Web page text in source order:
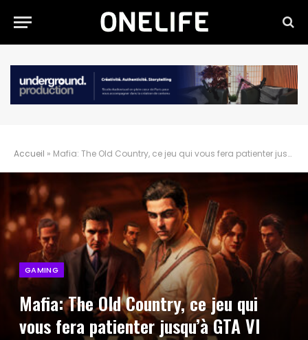
Accueil » Mafia: The Old Country, ce jeu qui vous fera patienter jusqu’à GTA VI
GAMING
Mafia: The Old Country, ce jeu qui
vous fera patienter jusqu’à GTA VI